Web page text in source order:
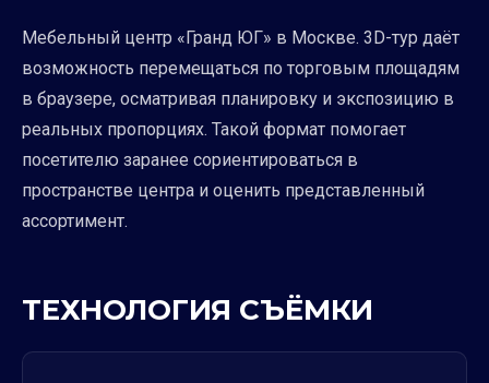
Мебельный центр «Гранд ЮГ» в Москве. 3D-тур даёт
возможность перемещаться по торговым площадям
в браузере, осматривая планировку и экспозицию в
реальных пропорциях. Такой формат помогает
посетителю заранее сориентироваться в
пространстве центра и оценить представленный
ассортимент.
ТЕХНОЛОГИЯ СЪЁМКИ